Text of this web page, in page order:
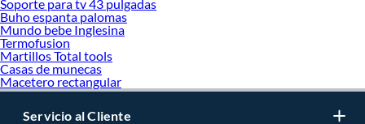
Soporte para tv 43 pulgadas
Buho espanta palomas
Mundo bebe Inglesina
Termofusion
Martillos Total tools
Casas de munecas
Macetero rectangular
Servicio al Cliente